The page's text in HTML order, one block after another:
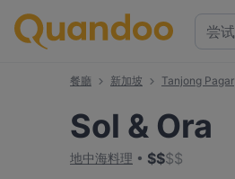
餐廳 新加坡 Tanjong Pagar
Sol & Ora
地中海料理 $$$$